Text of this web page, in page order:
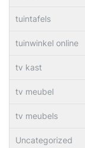
tuintafels
tuinwinkel online
tv kast
tv meubel
tv meubels
Uncategorized